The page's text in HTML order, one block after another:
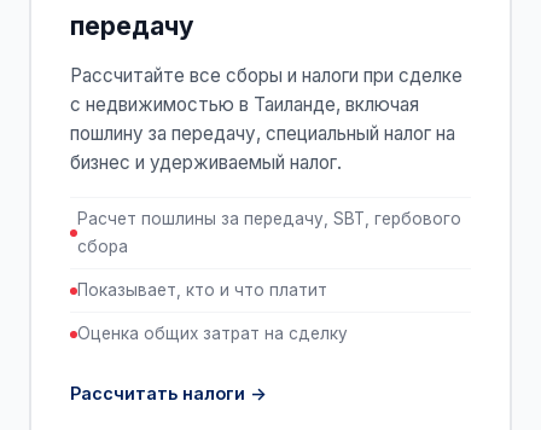
передачу
Рассчитайте все сборы и налоги при сделке
с недвижимостью в Таиланде, включая
пошлину за передачу, специальный налог на
бизнес и удерживаемый налог.
Расчет пошлины за передачу, SBT, гербового
сбора
Показывает, кто и что платит
Оценка общих затрат на сделку
Рассчитать налоги